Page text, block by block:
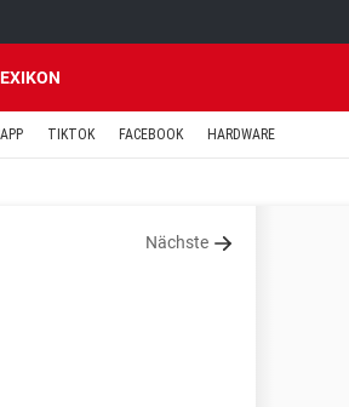
TIKTOK FACEBOOK HARDWARE
Nächste